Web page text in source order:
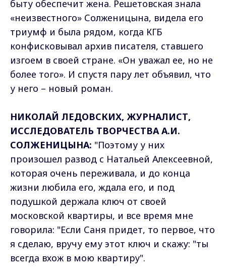
быту обеспечит жена. Решетовская знала
«неизвестного» Солженицына, видела его
триумф и была рядом, когда КГБ
конфисковывал архив писателя, ставшего
изгоем в своей стране. «Он уважал ее, но не
более того». И спустя пару лет объявил, что
у него – новый роман.
НИКОЛАЙ ЛЕДОВСКИХ, ЖУРНАЛИСТ,
ИССЛЕДОВАТЕЛЬ ТВОРЧЕСТВА А.И.
СОЛЖЕНИЦЫНА: "Поэтому у них
произошел развод с Натальей Алексеевной,
которая очень переживала, и до конца
жизни любила его, ждала его, и под
подушкой держала ключ от своей
московской квартиры, и все время мне
говорила: "Если Саня придет, то первое, что
я сделаю, вручу ему этот ключ и скажу: "ты
всегда вхож в мою квартиру".